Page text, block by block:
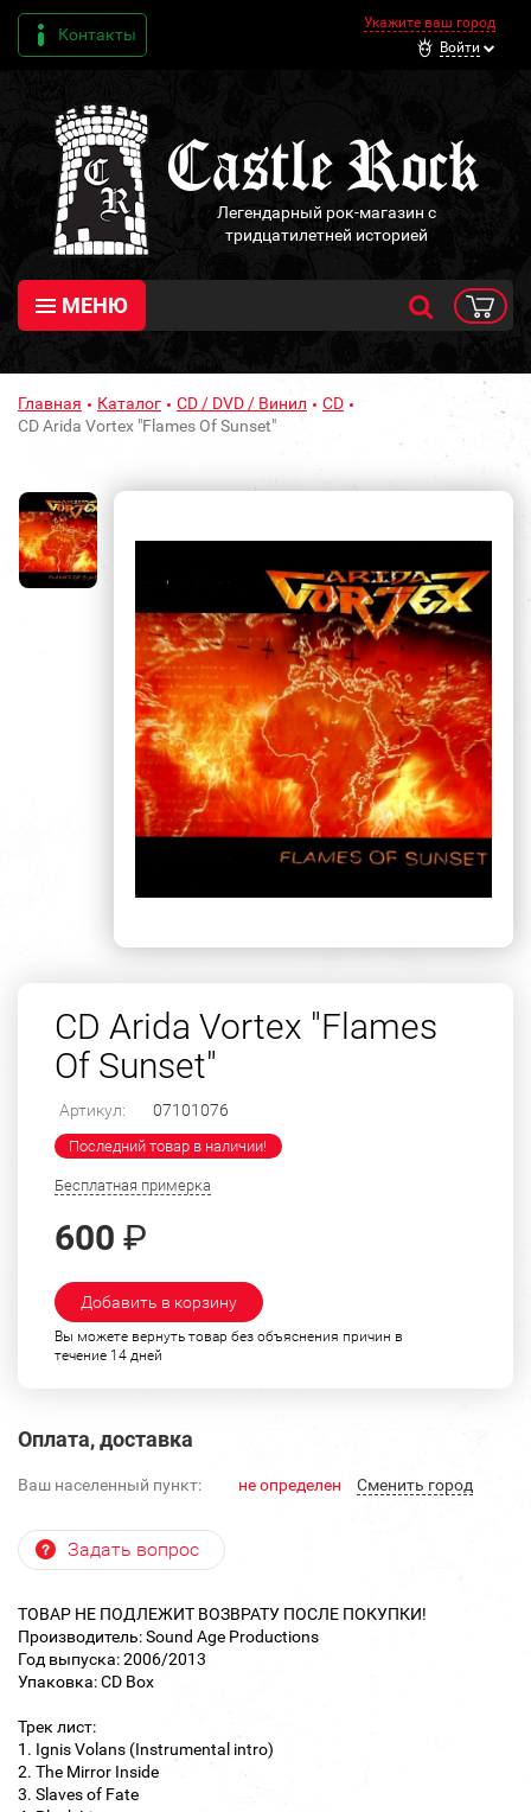
Контакты
Укажите ваш город
Войти
Легендарный рок-магазин с
тридцатилетней историей
МЕНЮ
Главная Каталог CD / DVD / Винил
CD
CD Arida Vortex "Flames Of Sunset"
CD Arida Vortex "Flames
Of Sunset"
Артикул: 07101076
Последний товар в наличии!
Бесплатная примерка
600 ₽
Добавить в корзину
Вы можете вернуть товар без объяснения причин в
течение 14 дней
Оплата, доставка
Ваш населенный пункт: не определен Cменить город
Задать вопрос
ТОВАР НЕ ПОДЛЕЖИТ ВОЗВРАТУ ПОСЛЕ ПОКУПКИ!
Производитель: Sound Age Productions
Год выпуска: 2006/2013
Упаковка: CD Box
Трек лист:
1. Ignis Volans (Instrumental intro)
2. The Mirror Inside
3. Slaves of Fate